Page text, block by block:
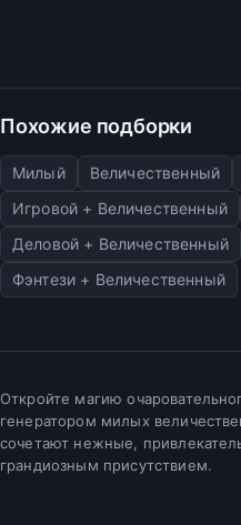
Похожие подборки
Милый Величественный
Игровой + Величественный
Деловой + Величественный
Фэнтези + Величественный
Откройте магию
генератором милых
сочетают нежные,
грандиозным присутствием.